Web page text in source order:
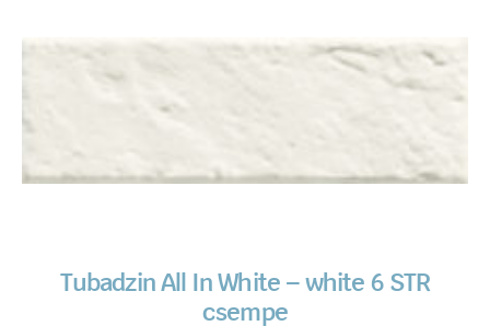
Tubadzin All In White – white 6 STR
csempe